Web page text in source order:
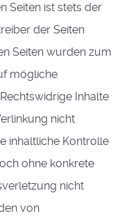
Seiten ist stets der
der Seiten
Seiten wurden zum
mögliche
Inhalte
nicht
inhaltliche Kontrolle
ohne konkrete
nicht
von